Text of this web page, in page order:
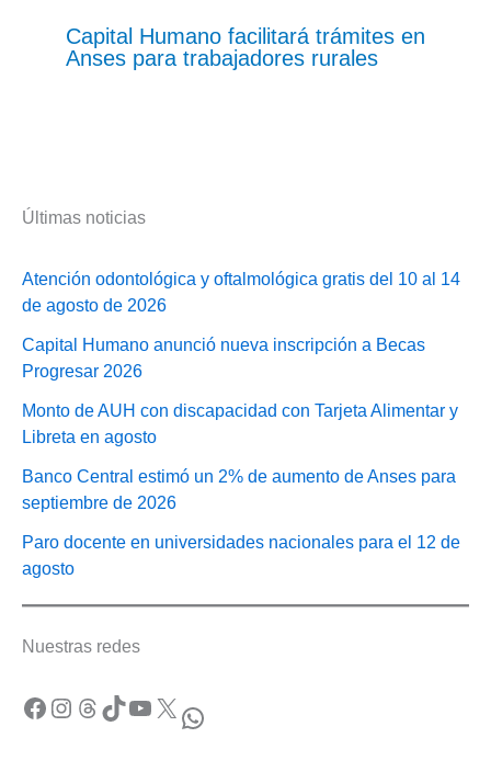
Capital Humano facilitará trámites en
Anses para trabajadores rurales
Últimas noticias
Atención odontológica y oftalmológica gratis del 10 al 14
de agosto de 2026
Capital Humano anunció nueva inscripción a Becas
Progresar 2026
Monto de AUH con discapacidad con Tarjeta Alimentar y
Libreta en agosto
Banco Central estimó un 2% de aumento de Anses para
septiembre de 2026
Paro docente en universidades nacionales para el 12 de
agosto
Nuestras redes
Facebook Instagram Threads TikTok YouTube X WhatsApp